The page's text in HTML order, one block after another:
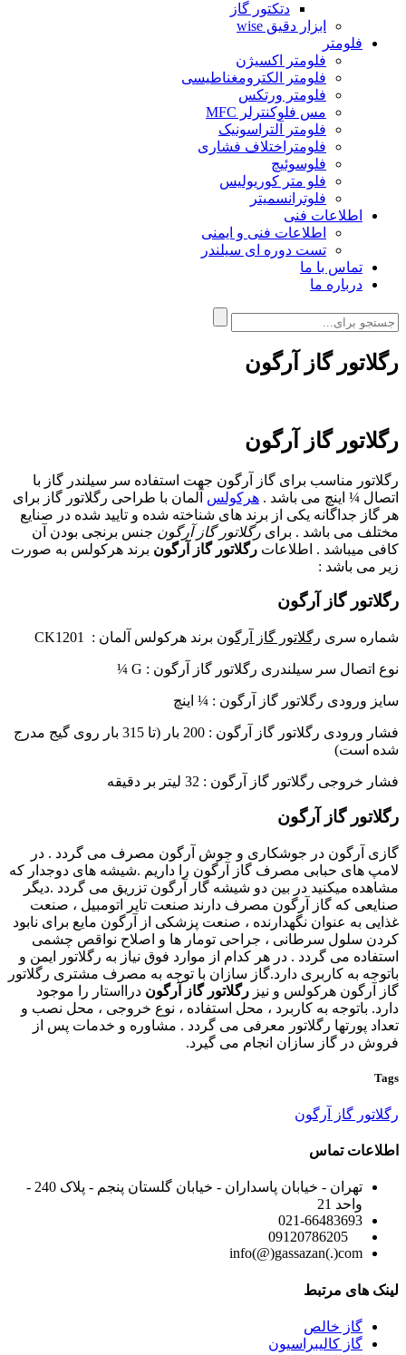
دتکتور گاز
ابزار دقیق wise
فلومتر
فلومتر اکسیژن
فلومتر الکترومغناطیسی
فلومتر ورتکس
مس فلوکنترلر MFC
فلومتر آلتراسونیک
فلومتراختلاف فشاری
فلوسوئیچ
فلو متر کوریولیس
فلوترانسمیتر
اطلاعات فنی
اطلاعات فنی و ایمنی
تست دوره ای سیلندر
تماس با ما
درباره ما
رگلاتور گاز آرگون
رگلاتور گاز آرگون
رگلاتور مناسب برای گاز آرگون جهت استفاده سر سیلندر گاز با
اتصال ¼ اینچ می باشد . هرکولس آلمان با طراحی رگلاتور گاز برای
هر گاز جداگانه یکی از برند های شناخته شده و تایید شده در صنایع
مختلف می باشد . برای رگلاتور گاز آرگون جنس برنجی بودن آن
کافی میباشد . اطلاعات رگلاتور گاز آرگون برند هرکولس به صورت
زیر می باشد :
رگلاتور گاز آرگون
شماره سری رگلاتور گاز آرگون برند هرکولس آلمان : CK1201
نوع اتصال سر سیلندری رگلاتور گاز آرگون : G ¼
سایز ورودی رگلاتور گاز آرگون : ¼ اینچ
فشار ورودی رگلاتور گاز آرگون : 200 بار (تا 315 بار روی گیج مدرج
شده است)
فشار خروجی رگلاتور گاز آرگون : 32 لیتر بر دقیقه
رگلاتور گاز آرگون
گازی آرگون در جوشکاری و جوش آرگون مصرف می گردد . در
لامپ های حبابی مصرف گاز آرگون را داریم .شیشه های دوجدار که
مشاهده میکنید در بین دو شیشه گار آرگون تزریق می گردد .دیگر
صنایعی که گاز آرگون مصرف دارند صنعت تایر اتومبیل ، صنعت
غذایی به عنوان نگهدارنده ، صنعت پزشکی از آرگون مایع برای نابود
کردن سلول سرطانی ، جراحی تومار ها و اصلاح نواقص چشمی
استفاده می گردد . در هر کدام از موارد فوق نیاز به رگلاتور ایمن و
باتوجه به کاربری دارد.گاز سازان با توجه به مصرف مشتری رگلاتور
گاز آرگون هرکولس و نیز رگلاتور گاز آرگون درااستار را موجود
دارد. باتوجه به کاربرد ، محل استفاده ، نوع خروجی ، محل نصب و
تعداد پورتها رگلاتور معرفی می گردد . مشاوره و خدمات پس از
فروش در گاز سازان انجام می گیرد.
Tags
رگلاتور گاز آرگون
اطلاعات تماس
تهران - خیابان پاسداران - خیابان گلستان پنجم - پلاک 240 -
واحد 21
021-66483693
info(@)gassazan(.)com
لینک های مرتبط
گاز خالص
گاز کالیبراسیون